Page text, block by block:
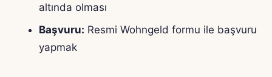
altında olması
Başvuru: Resmi Wohngeld formu ile başvuru
yapmak